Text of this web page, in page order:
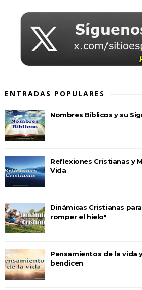
ENTRADAS POPULARES
Nombres Bíblicos y su
Reflexiones Cristianas y
Vida
Dinámicas Cristianas
romper el hielo"
Pensamientos de la vida
bendicen